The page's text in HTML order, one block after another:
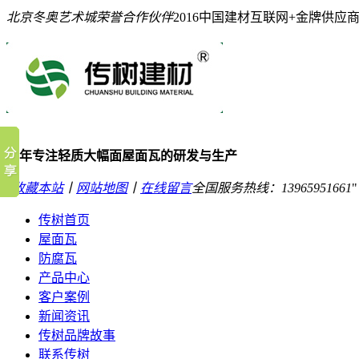
北京冬奥艺术城荣誉合作伙伴2016中国建材互联网+金牌供应商
10年专注轻质大幅面屋面瓦的研发与生产
收藏本站丨 网站地图丨 在线留言全国服务热线： 13965951661
传树首页
屋面瓦
防腐瓦
产品中心
客户案例
新闻资讯
传树品牌故事
联系传树